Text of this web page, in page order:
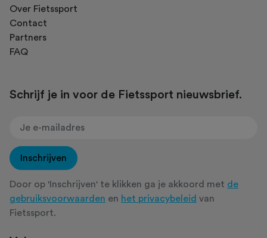
Over Fietssport
Contact
Partners
FAQ
Schrijf je in voor de Fietssport nieuwsbrief.
Inschrijven
Door op 'Inschrijven' te klikken ga je akkoord met de
gebruiksvoorwaarden en het privacybeleid van
Fietssport.